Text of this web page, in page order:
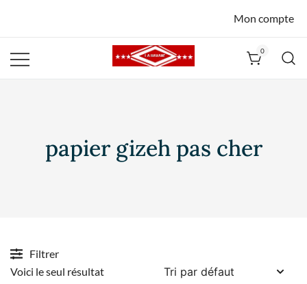
Mon compte
0
papier gizeh pas cher
Filtrer
Voici le seul résultat